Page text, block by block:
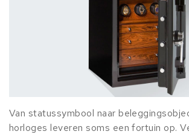
Van statussymbool naar
horloges leveren soms een fortuin op.